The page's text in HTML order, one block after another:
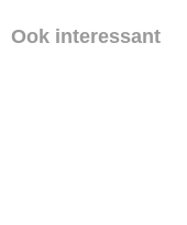
Ook interessant